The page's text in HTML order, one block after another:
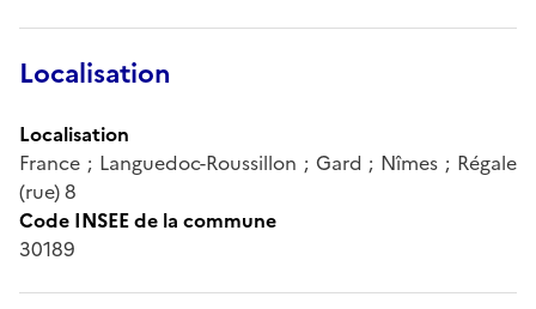
Localisation
Localisation
France ; Languedoc-Roussillon ; Gard ; Nîmes ; Régale
(rue) 8
Code INSEE de la commune
30189